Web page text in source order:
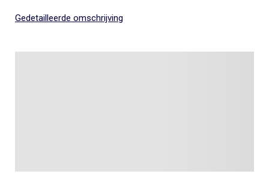
Gedetailleerde omschrijving